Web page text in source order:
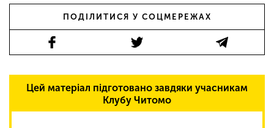
ПОДІЛИТИСЯ У СОЦМЕРЕЖАХ
Цей матеріал підготовано завдяки учасникам
Клубу Читомо